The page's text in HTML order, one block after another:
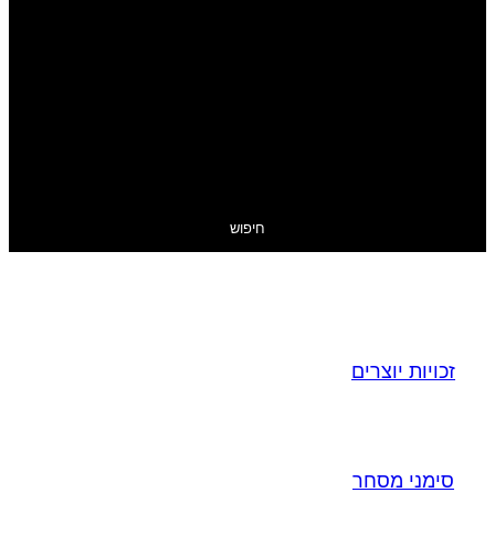
חיפוש
זכויות יוצרים
סימני מסחר